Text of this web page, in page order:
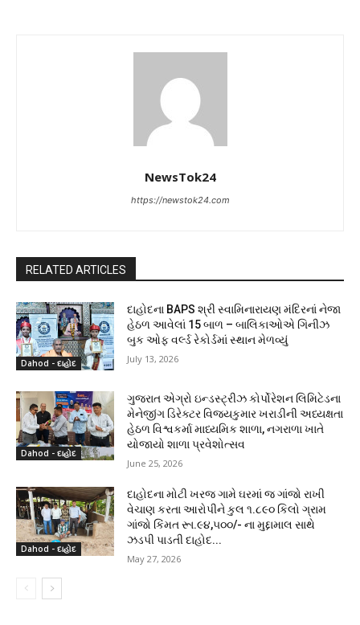
NewsTok24
https://newstok24.com
RELATED ARTICLES
Dahod - દાહોદ
દાહોદના BAPS શ્રી સ્વામિનારાયણ મંદિરનાં નેજા
હેઠળ આવેલાં 15 બાળ – બાલિકાઓએ ગિનીઝ
બુક ઓફ વર્લ્ડ રેકોર્ડમાં સ્થાન મેળવ્યું
July 13, 2026
Dahod - દાહોદ
ગુજરાત એગ્રો ઇન્ડસ્ટ્રીઝ કોર્પોરેશન લિમિટેડના
મેનેજીંગ ડિરેક્ટર વિજયકુમાર ખરાડીની અધ્યક્ષતા
હેઠળ વિશ્વકર્મા માધ્યમિક શાળા, નગરાળા ખાતે
યોજાયો શાળા પ્રવેશોત્સવ
June 25, 2026
Dahod - દાહોદ
દાહોદના મોટી ખરજ ગામે ઘરમાં જ ગાંજો રાખી
વેચાણ કરતા આરોપીને કુલ ૧.૮૯૦ કિલો ગ્રામ
ગાંજો કિંમત રૂા.૯૪,૫૦૦/- ના મુદ્દામાલ સાથે
ઝડપી પાડતી દાહોદ...
May 27, 2026